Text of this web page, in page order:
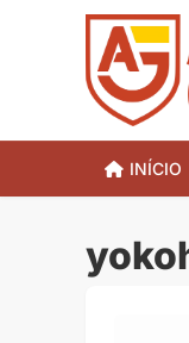
INÍCIO